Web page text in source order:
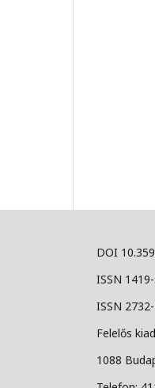
DOI
ISSN
ISSN
Felelős
1088